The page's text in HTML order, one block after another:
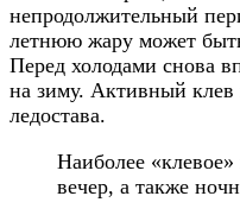
непродолжительный
летнюю жару может
Перед холодами снова
на зиму. Активный клев
ледостава.
Наиболее
вечер, а также